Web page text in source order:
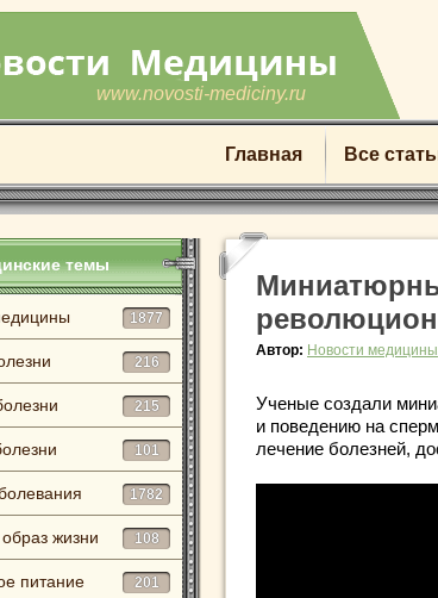
www.novosti-mediciny.ru
Главная Все
темы
1877
216
215
101
1782
жизни 108
питание 201
Автор: Новости медицины
Ученые создали
и поведению на
лечение болезней,